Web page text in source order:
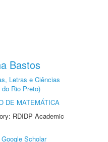
Bastos
Letras e Ciências
Rio Preto)
DE MATEMÁTICA
RDIDP Academic
Google Scholar